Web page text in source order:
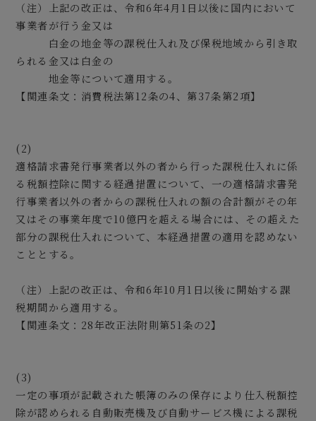
（注）上記の改正は、令和6年4月1日以後に国内において
事業者が行う金又は
白金の地金等の課税仕入れ及び保税地域から引き取
られる金又は白金の
地金等について適用する。
【関連条文：消費税法第12条の4、第37条第2項】
(2)
適格請求書発行事業者以外の者から行った課税仕入れに係
る税額控除に関する経過措置について、一の適格請求書発
行事業者以外の者からの課税仕入れの額の合計額がその年
又はその事業年度で10億円を超える場合には、その超えた
部分の課税仕入れについて、本経過措置の適用を認めない
こととする。
（注）上記の改正は、令和6年10月1日以後に開始する課
税期間から適用する。
【関連条文：28年改正法附則第51条の2】
(3)
一定の事項が記載された帳簿のみの保存により仕入税額控
除が認められる自動販売機及び自動サービス機による課税